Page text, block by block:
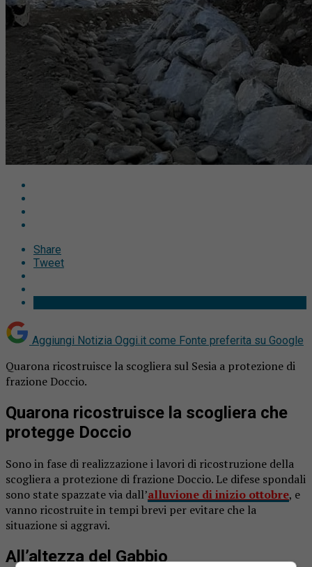
Share
Tweet
Aggiungi Notizia Oggi.it come Fonte preferita su Google
Quarona ricostruisce la scogliera sul Sesia a protezione di
frazione Doccio.
Quarona ricostruisce la scogliera che
protegge Doccio
Sono in fase di realizzazione i lavori di ricostruzione della
scogliera a protezione di frazione Doccio. Le difese spondali
sono state spazzate via dall’alluvione di inizio ottobre, e
vanno ricostruite in tempi brevi per evitare che la
situazione si aggravi.
All’altezza del Gabbio